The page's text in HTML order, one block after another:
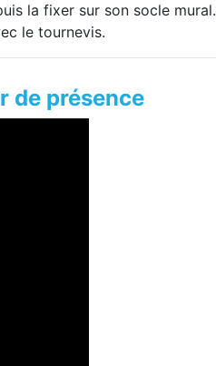
la fixer sur son socle mural.
le tournevis.
de présence